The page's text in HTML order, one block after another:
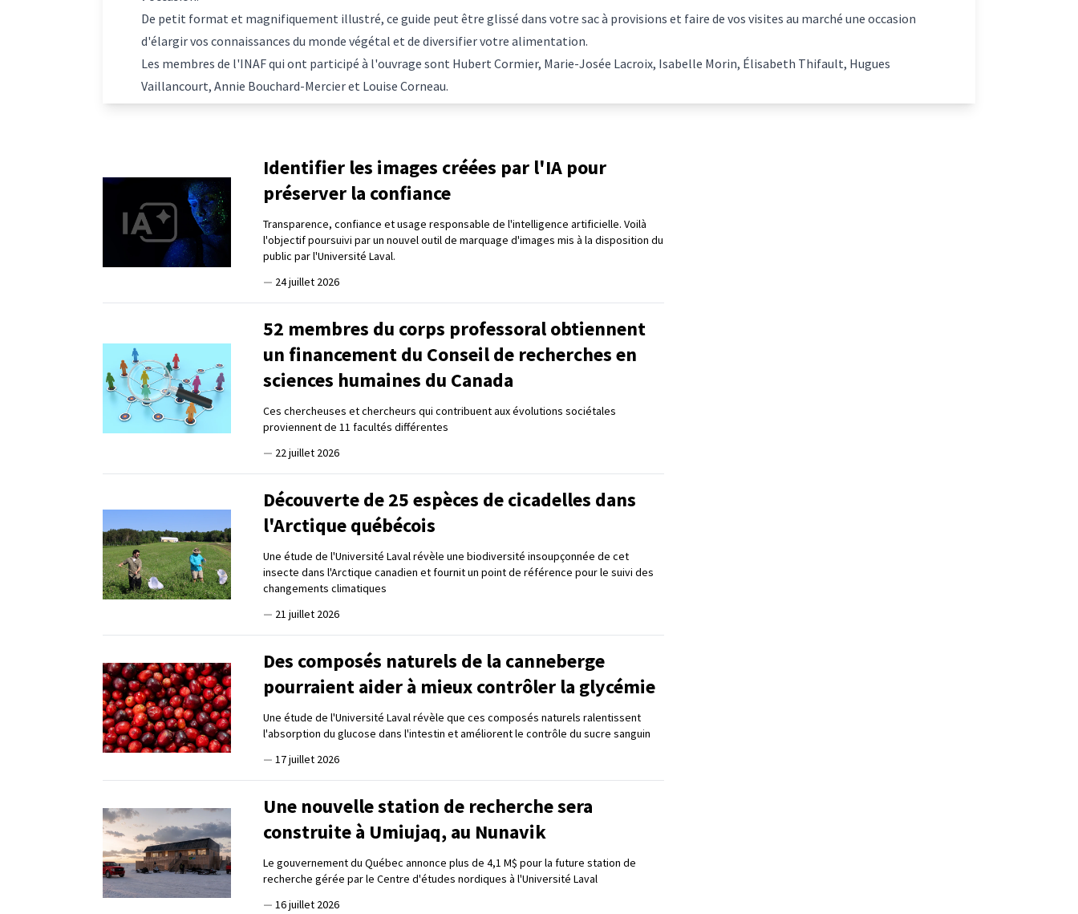
De petit format et magnifiquement illustré, ce guide peut être glissé dans votre sac à provisions et faire de vos visites au marché une occasion
d'élargir vos connaissances du monde végétal et de diversifier votre alimentation.
Les membres de l'INAF qui ont participé à l'ouvrage sont Hubert Cormier, Marie-Josée Lacroix, Isabelle Morin, Élisabeth Thifault, Hugues
Vaillancourt, Annie Bouchard-Mercier et Louise Corneau.
Identifier les images créées par l'IA pour
préserver la confiance
Transparence, confiance et usage responsable de l'intelligence artificielle. Voilà
l'objectif poursuivi par un nouvel outil de marquage d'images mis à la disposition du
public par l'Université Laval.
— 24 juillet 2026
52 membres du corps professoral obtiennent
un financement du Conseil de recherches en
sciences humaines du Canada
Ces chercheuses et chercheurs qui contribuent aux évolutions sociétales
proviennent de 11 facultés différentes
— 22 juillet 2026
Découverte de 25 espèces de cicadelles dans
l'Arctique québécois
Une étude de l'Université Laval révèle une biodiversité insoupçonnée de cet
insecte dans l'Arctique canadien et fournit un point de référence pour le suivi des
changements climatiques
— 21 juillet 2026
Des composés naturels de la canneberge
pourraient aider à mieux contrôler la glycémie
Une étude de l'Université Laval révèle que ces composés naturels ralentissent
l'absorption du glucose dans l'intestin et améliorent le contrôle du sucre sanguin
— 17 juillet 2026
Une nouvelle station de recherche sera
construite à Umiujaq, au Nunavik
Le gouvernement du Québec annonce plus de 4,1 M$ pour la future station de
recherche gérée par le Centre d'études nordiques à l'Université Laval
— 16 juillet 2026